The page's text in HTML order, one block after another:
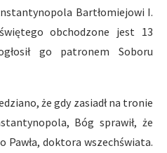
Bartłomiejowi I.
obchodzone jest 13
go patronem Soboru
że gdy zasiadł na tronie
Bóg sprawił, że
doktora wszechświata.